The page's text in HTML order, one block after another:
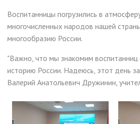
Воспитанницы погрузились в
многочисленных народов нашей
многообразию России.
"Важно, что мы знакомим воспитанниц
историю России. Надеюсь, этот день
Валерий Анатольевич Дружинин,